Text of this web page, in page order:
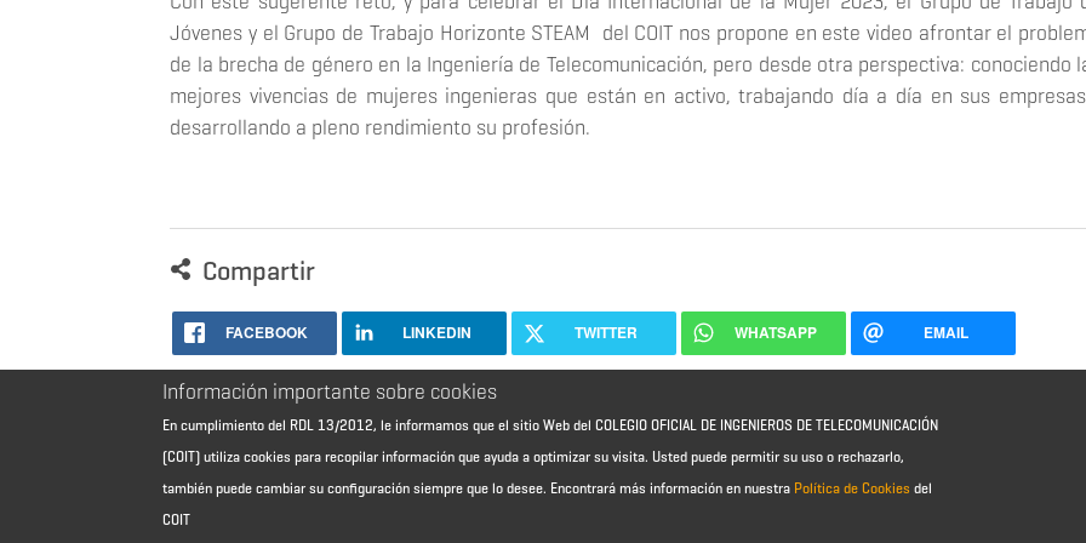
Jóvenes y el Grupo de Trabajo Horizonte STEAM del COIT nos propone en este video afrontar el
de la brecha de género en la Ingeniería de Telecomunicación, pero desde otra perspectiva: conociendo
mejores vivencias de mujeres ingenieras que están en activo, trabajando día a día en sus
desarrollando a pleno rendimiento su profesión.
Compartir
FACEBOOK LINKEDIN TWITTER WHATSAPP EMAIL
Información importante sobre cookies
En cumplimiento del RDL 13/2012, le informamos que el sitio Web del COLEGIO OFICIAL DE INGENIEROS DE TELECOMUNICACIÓN
(COIT) utiliza cookies para recopilar información que ayuda a optimizar su visita. Usted puede permitir su uso o rechazarlo,
también puede cambiar su configuración siempre que lo desee. Encontrará más información en nuestra Política de Cookies del
COIT